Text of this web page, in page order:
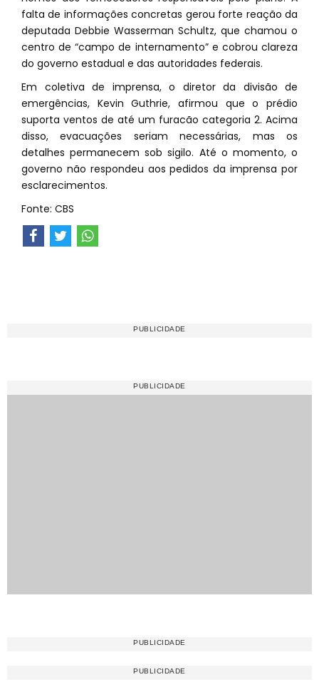
falta de informações concretas gerou forte reação da
deputada Debbie Wasserman Schultz, que chamou o
centro de “campo de internamento” e cobrou clareza
do governo estadual e das autoridades federais.
Em coletiva de imprensa, o diretor da divisão de
emergências, Kevin Guthrie, afirmou que o prédio
suporta ventos de até um furacão categoria 2. Acima
disso, evacuações seriam necessárias, mas os
detalhes permanecem sob sigilo. Até o momento, o
governo não respondeu aos pedidos da imprensa por
esclarecimentos.
Fonte: CBS